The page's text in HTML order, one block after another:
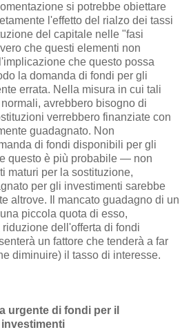
si potrebbe obiettare
l'effetto del rialzo dei tassi
del capitale nelle "fasi
che questi elementi non
che questo possa
la domanda di fondi per gli
errata. Nella misura in cui tali
avrebbero bisogno di
verrebbero finanziate con
guadagnato. Non
di fondi disponibili per gli
questo è più probabile — non
maturi per la sostituzione,
per gli investimenti sarebbe
altrove. Il mancato guadagno di un
piccola quota di esso,
dell'offerta di fondi
un fattore che tenderà a far
diminuire) il tasso di interesse.
urgente di fondi per il